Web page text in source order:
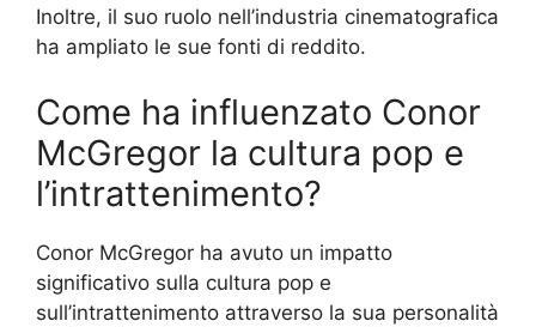
Inoltre, il suo ruolo nell’industria cinematografica
ha ampliato le sue fonti di reddito.
Come ha influenzato Conor
McGregor la cultura pop e
l’intrattenimento?
Conor McGregor ha avuto un impatto
significativo sulla cultura pop e
sull’intrattenimento attraverso la sua personalità